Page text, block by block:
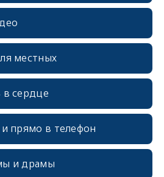
местных
в сердце
прямо в телефон
и драмы